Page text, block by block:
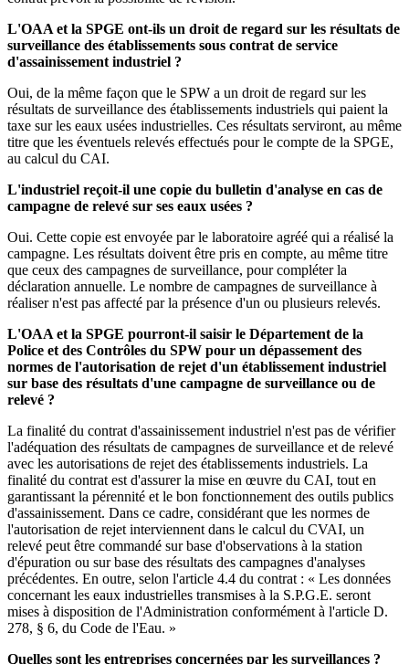
L'OAA et la SPGE ont-ils un droit de regard sur les résultats de
surveillance des établissements sous contrat de service
d'assainissement industriel ?
Oui, de la même façon que le SPW a un droit de regard sur les
résultats de surveillance des établissements industriels qui paient la
taxe sur les eaux usées industrielles. Ces résultats serviront, au même
titre que les éventuels relevés effectués pour le compte de la SPGE,
au calcul du CAI.
L'industriel reçoit-il une copie du bulletin d'analyse en cas de
campagne de relevé sur ses eaux usées ?
Oui. Cette copie est envoyée par le laboratoire agréé qui a réalisé la
campagne. Les résultats doivent être pris en compte, au même titre
que ceux des campagnes de surveillance, pour compléter la
déclaration annuelle. Le nombre de campagnes de surveillance à
réaliser n'est pas affecté par la présence d'un ou plusieurs relevés.
L'OAA et la SPGE pourront-il saisir le Département de la
Police et des Contrôles du SPW pour un dépassement des
normes de l'autorisation de rejet d'un établissement industriel
sur base des résultats d'une campagne de surveillance ou de
relevé ?
La finalité du contrat d'assainissement industriel n'est pas de vérifier
l'adéquation des résultats de campagnes de surveillance et de relevé
avec les autorisations de rejet des établissements industriels. La
finalité du contrat est d'assurer la mise en œuvre du CAI, tout en
garantissant la pérennité et le bon fonctionnement des outils publics
d'assainissement. Dans ce cadre, considérant que les normes de
l'autorisation de rejet interviennent dans le calcul du CVAI, un
relevé peut être commandé sur base d'observations à la station
d'épuration ou sur base des résultats des campagnes d'analyses
précédentes. En outre, selon l'article 4.4 du contrat : « Les données
concernant les eaux industrielles transmises à la S.P.G.E. seront
mises à disposition de l'Administration conformément à l'article D.
278, § 6, du Code de l'Eau. »
Quelles sont les entreprises concernées par les surveillances ?